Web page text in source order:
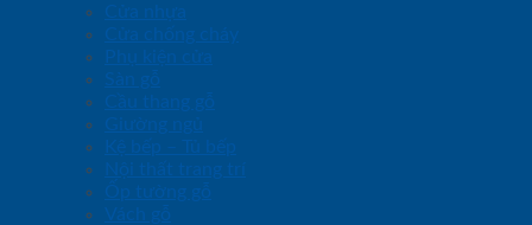
Cửa nhựa
Cửa chống cháy
Phụ kiện cửa
Sàn gỗ
Cầu thang gỗ
Giường ngủ
Kệ bếp – Tủ bếp
Nội thất trang trí
Ốp tường gỗ
Vách gỗ